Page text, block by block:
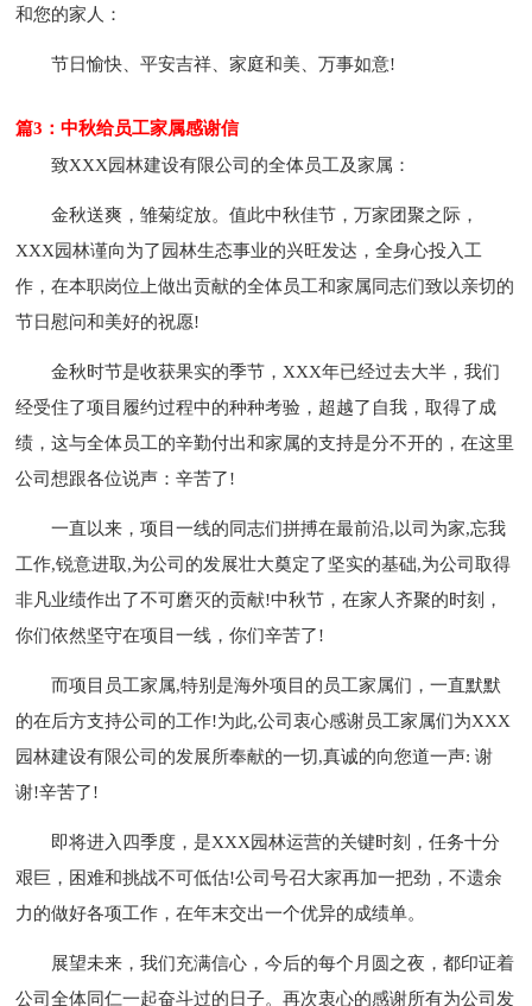
和您的家人：
节日愉快、平安吉祥、家庭和美、万事如意!
篇3：中秋给员工家属感谢信
致XXX园林建设有限公司的全体员工及家属：
金秋送爽，雏菊绽放。值此中秋佳节，万家团聚之际，
XXX园林谨向为了园林生态事业的兴旺发达，全身心投入工
作，在本职岗位上做出贡献的全体员工和家属同志们致以亲切的
节日慰问和美好的祝愿!
金秋时节是收获果实的季节，XXX年已经过去大半，我们
经受住了项目履约过程中的种种考验，超越了自我，取得了成
绩，这与全体员工的辛勤付出和家属的支持是分不开的，在这里
公司想跟各位说声：辛苦了!
一直以来，项目一线的同志们拼搏在最前沿,以司为家,忘我
工作,锐意进取,为公司的发展壮大奠定了坚实的基础,为公司取得
非凡业绩作出了不可磨灭的贡献!中秋节，在家人齐聚的时刻，
你们依然坚守在项目一线，你们辛苦了!
而项目员工家属,特别是海外项目的员工家属们，一直默默
的在后方支持公司的工作!为此,公司衷心感谢员工家属们为XXX
园林建设有限公司的发展所奉献的一切,真诚的向您道一声: 谢
谢!辛苦了!
即将进入四季度，是XXX园林运营的关键时刻，任务十分
艰巨，困难和挑战不可低估!公司号召大家再加一把劲，不遗余
力的做好各项工作，在年末交出一个优异的成绩单。
展望未来，我们充满信心，今后的每个月圆之夜，都印证着
公司全体同仁一起奋斗过的日子。再次衷心的感谢所有为公司发